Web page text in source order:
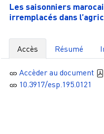
Les saisonniers
irremplacés dans
Accès Résumé
Accèder au document
10.3917/esp.195.0121